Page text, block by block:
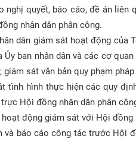
nghị quyết, báo cáo, đề án
nhân dân phân công.
dân giám sát hoạt động của
ban nhân dân và các cơ
giám sát văn bản quy phạm
tình hình thực hiện các quy
Hội đồng nhân dân phân
động giám sát với Hội
và báo cáo công tác trước Hội